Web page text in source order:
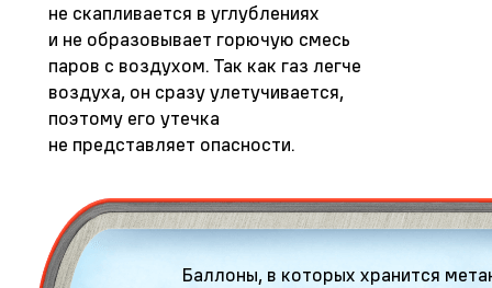
не скапливается в углублениях
и не образовывает горючую смесь
паров с воздухом. Так как газ легче
воздуха, он сразу улетучивается,
поэтому его утечка
не представляет опасности.
Баллоны, в которых хранится